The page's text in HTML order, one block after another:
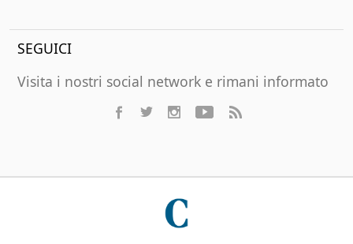
SEGUICI
Visita i nostri social network e rimani informato